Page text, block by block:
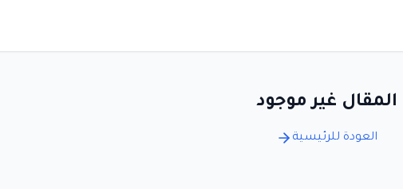
المقال غير موجود
العودة للرئيسية